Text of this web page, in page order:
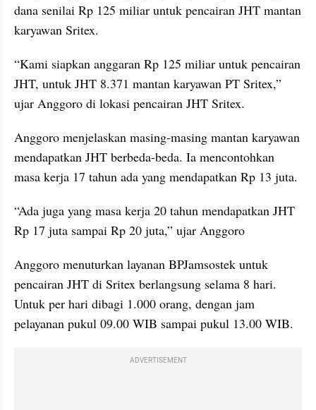
dana senilai Rp 125 miliar untuk pencairan JHT mantan
karyawan Sritex.
“Kami siapkan anggaran Rp 125 miliar untuk pencairan
JHT, untuk JHT 8.371 mantan karyawan PT Sritex,”
ujar Anggoro di lokasi pencairan JHT Sritex.
Anggoro menjelaskan masing-masing mantan karyawan
mendapatkan JHT berbeda-beda. Ia mencontohkan
masa kerja 17 tahun ada yang mendapatkan Rp 13 juta.
“Ada juga yang masa kerja 20 tahun mendapatkan JHT
Rp 17 juta sampai Rp 20 juta,” ujar Anggoro
Anggoro menuturkan layanan BPJamsostek untuk
pencairan JHT di Sritex berlangsung selama 8 hari.
Untuk per hari dibagi 1.000 orang, dengan jam
pelayanan pukul 09.00 WIB sampai pukul 13.00 WIB.
ADVERTISEMENT